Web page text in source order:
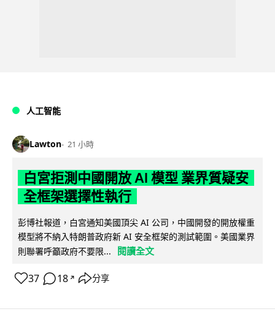
人工智能
Lawton 21 小時
白宮拒測中國開放 AI 模型 業界質疑安
全框架選擇性執行
彭博社報道，白宮通知美國頂尖 AI 公司，中國開發的開放權重
模型將不納入特朗普政府新 AI 安全框架的測試範圍。美國業界
則聯署呼籲政府不要限...
閱讀全文
37 18 ↗ 分享